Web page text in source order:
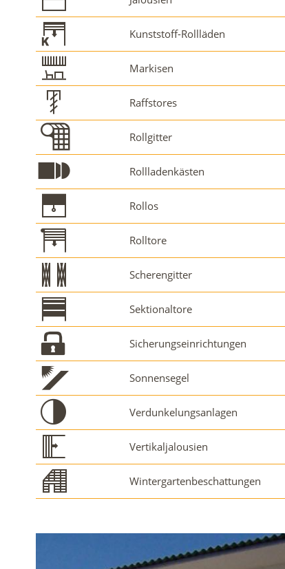
Kunststoff-Rollläden
Markisen
Raffstores
Rollgitter
Rollladenkästen
Rollos
Rolltore
Scherengitter
Sektionaltore
Sicherungseinrichtungen
Sonnensegel
Verdunkelungsanlagen
Vertikaljalousien
Wintergartenbeschattungen